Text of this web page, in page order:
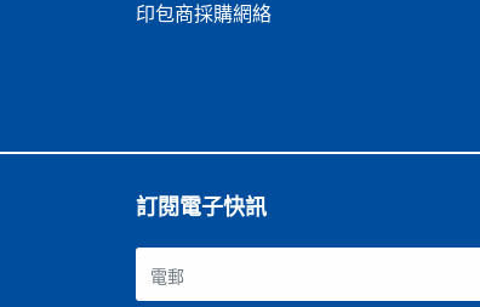
印包商採購網絡
訂閱電子快訊